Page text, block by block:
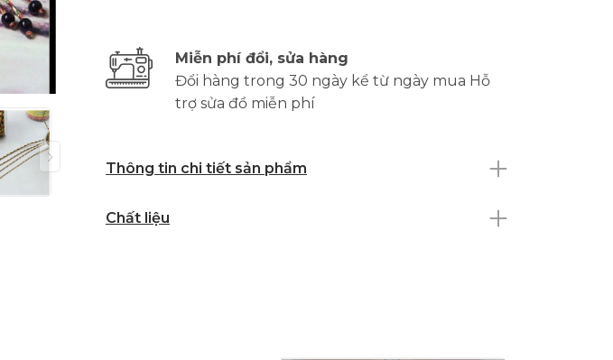
Miễn phí đổi, sửa hàng
Đổi hàng trong 30 ngày kể từ ngày mua Hỗ
trợ sửa đồ miễn phí
Thông tin chi tiết sản phẩm
Chất liệu